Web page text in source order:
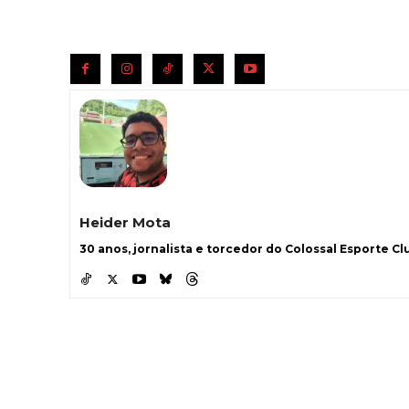
Heider Mota
30 anos, jornalista e torcedor do Colossal Esporte